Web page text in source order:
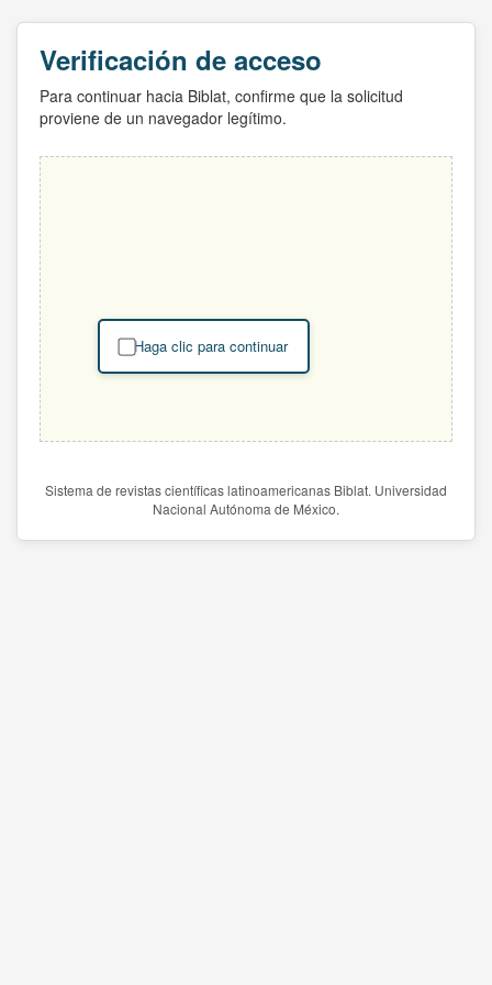
Verificación de acceso
Para continuar hacia Biblat, confirme que la solicitud
proviene de un navegador legítimo.
Haga clic para continuar
Sistema de revistas científicas latinoamericanas Biblat. Universidad
Nacional Autónoma de México.